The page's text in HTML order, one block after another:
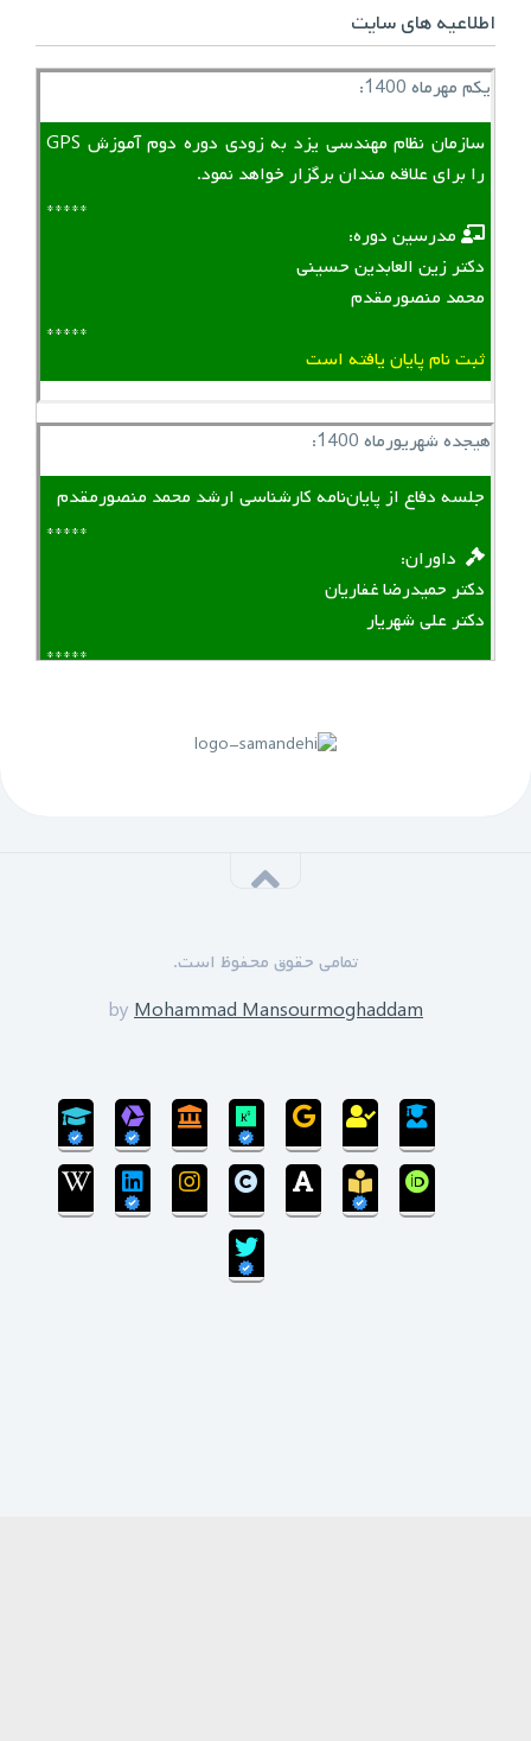
اطلاعیه های سایت
یکم مهرماه 1400:
سازمان نظام مهندسی یزد به زودی دوره دوم آموزش GPS
را برای علاقه مندان برگزار خواهد نمود.
*****
‌ ‌ مدرسین دوره:
دکتر زین العابدین حسینی
محمد منصورمقدم
*****
ثبت نام پایان یافته است
هیجده شهریورماه 1400:
جلسه دفاع از پایان‌نامه کارشناسی ارشد محمد منصورمقدم
*****
‌ ‌ داوران:
دکتر حمیدرضا غفاریان
دکتر علی شهریار
*****
محمد منصورمقدم
سی‌ام‌ شهریورماه 1399:
بروزرسانی سایت پایان یافته است و سایت در مرحله
انتقال پایگاه داده می‌باشد.
تمامی حقوق محفوظ است.
by Mohammad Mansourmoghaddam